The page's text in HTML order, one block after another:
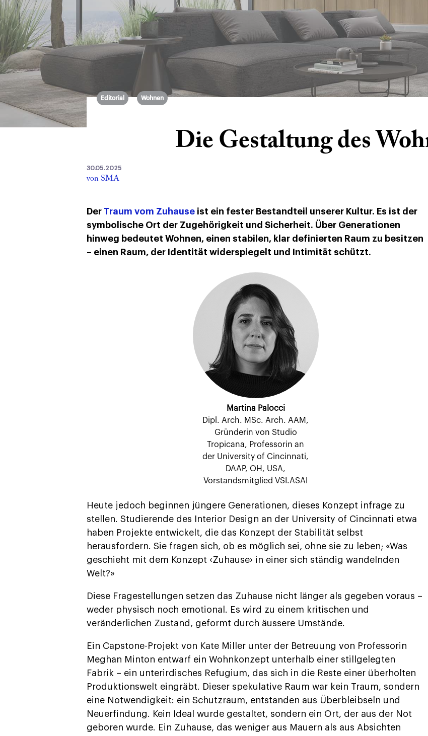
Editorial Wohnen
Die Gestaltung des
30.05.2025
von SMA
Der Traum vom Zuhause ist ein fester Bestandteil unserer Kultur. Es ist der
symbolische Ort der Zugehörigkeit und Sicherheit. Über Generationen
hinweg bedeutet Wohnen, einen stabilen, klar definierten Raum zu besitzen
– einen Raum, der Identität widerspiegelt und Intimität schützt.
Martina Palocci
Dipl. Arch. MSc. Arch. AAM,
Gründerin von Studio
Tropicana, Professorin an
der University of Cincinnati,
DAAP, OH, USA,
Vorstandsmitglied VSI.ASAI
Heute jedoch beginnen jüngere Generationen, dieses Konzept infrage zu
stellen. Studierende des Interior Design an der University of Cincinnati etwa
haben Projekte entwickelt, die das Konzept der Stabilität selbst
herausfordern. Sie fragen sich, ob es möglich sei, ohne sie zu leben; «Was
geschieht mit dem Konzept ‹Zuhause› in einer sich ständig wandelnden
Welt?»
Diese Fragestellungen setzen das Zuhause nicht länger als gegeben voraus –
weder physisch noch emotional. Es wird zu einem kritischen und
veränderlichen Zustand, geformt durch äussere Umstände.
Ein Capstone-Projekt von Kate Miller unter der Betreuung von Professorin
Meghan Minton entwarf ein Wohnkonzept unterhalb einer stillgelegten
Fabrik – ein unterirdisches Refugium, das sich in die Reste einer überholten
Produktionswelt eingräbt. Dieser spekulative Raum war kein Traum, sondern
eine Notwendigkeit: ein Schutzraum, entstanden aus Überbleibseln und
Neuerfindung. Kein Ideal wurde gestaltet, sondern ein Ort, der aus der Not
geboren wurde. Ein Zuhause, das weniger aus Mauern als aus Absichten